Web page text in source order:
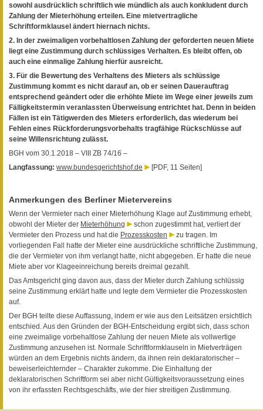
sowohl ausdrücklich schriftlich wie mündlich als auch konkludent durch
Zahlung der Mieterhöhung erteilen. Eine mietvertragliche
Schriftformklausel ändert hiernach nichts.
2. In der zweimaligen vorbehaltlosen Zahlung der geforderten neuen Miete
liegt eine Zustimmung durch schlüssiges Verhalten. Es bleibt offen, ob
auch eine einmalige Zahlung hierfür ausreicht.
3. Für die Bewertung des Verhaltens des Mieters als schlüssige
Zustimmung kommt es nicht darauf an, ob er seinen Dauerauftrag
entsprechend geändert oder die erhöhte Miete im Wege einer jeweils zum
Fälligkeitstermin veranlassten Überweisung entrichtet hat. Denn in beiden
Fällen ist ein Tätigwerden des Mieters erforderlich, das wiederum bei
Fehlen eines Rückforderungsvorbehalts tragfähige Rückschlüsse auf
seine Willensrichtung zulässt.
BGH vom 30.1.2018 – VIII ZB 74/16 –
Langfassung: www.bundesgerichtshof.de [PDF, 11 Seiten]
Anmerkungen des Berliner Mietervereins
Wenn der Vermieter nach einer Mieterhöhung Klage auf Zustimmung erhebt,
obwohl der Mieter der Mieterhöhung
schon zugestimmt hat, verliert der
Vermieter den Prozess und hat die Prozesskosten
zu tragen. Im
vorliegenden Fall hatte der Mieter eine ausdrückliche schriftliche Zustimmung,
die der Vermieter von ihm verlangt hatte, nicht abgegeben. Er hatte die neue
Miete aber vor Klageeinreichung bereits dreimal gezahlt.
Das Amtsgericht ging davon aus, dass der Mieter durch Zahlung schlüssig
seine Zustimmung erklärt hatte und legte dem Vermieter die Prozesskosten
auf.
Der BGH teilte diese Auffassung, indem er wie aus den Leitsätzen ersichtlich
entschied. Aus den Gründen der BGH-Entscheidung ergibt sich, dass schon
eine zweimalige vorbehaltlose Zahlung der neuen Miete als vollwertige
Zustimmung anzusehen ist. Normale Schriftformklauseln in Mietverträgen
würden an dem Ergebnis nichts ändern, da ihnen rein deklaratorischer –
beweiserleichternder – Charakter zukomme. Die Einhaltung der
deklaratorischen Schriftform sei aber nicht Gültigkeitsvoraussetzung eines
von ihr erfassten Rechtsgeschäfts, wie der hier streitigen Zustimmung.